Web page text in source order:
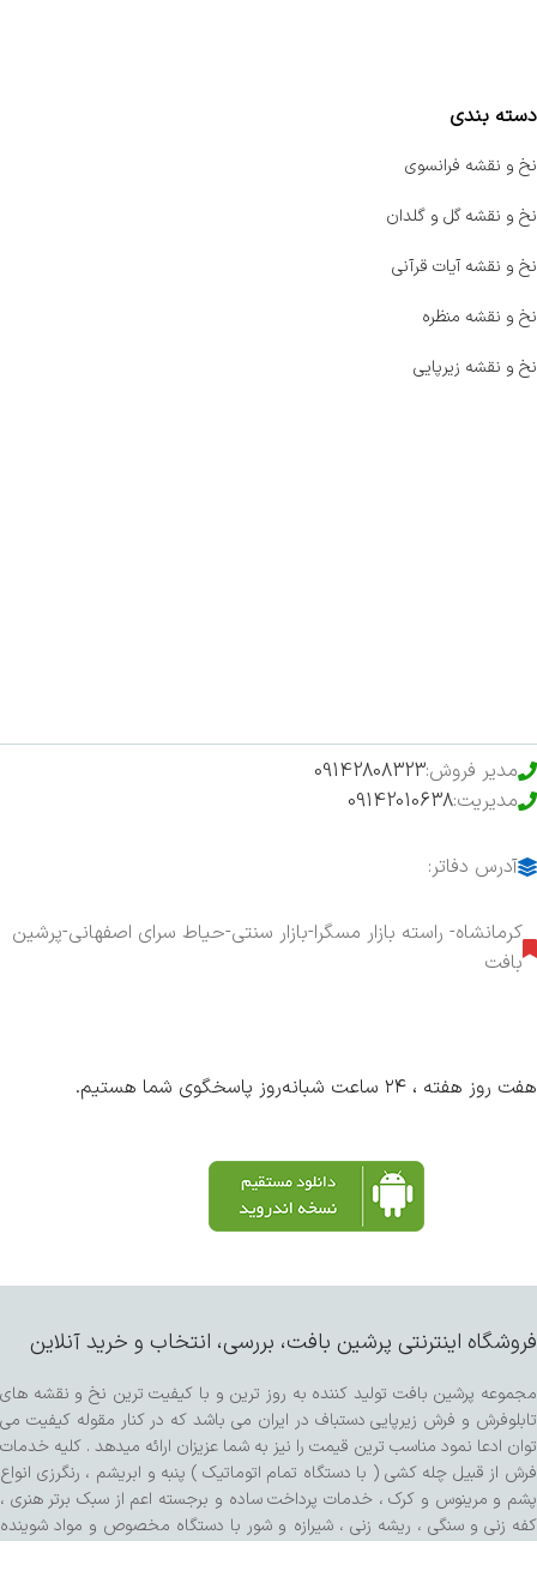
دسته بندی
نخ و نقشه فرانسوی
نخ و نقشه گل و گلدان
نخ و نقشه آیات قرآنی
نخ و نقشه منظره
نخ و نقشه زیرپایی
مدیر فروش:09142808323
مدیریت:09142010638
آدرس دفاتر:
کرمانشاه- راسته بازار مسگرا-بازار سنتی-حیاط سرای اصفهانی-پرشین
بافت
هفت روز هفته ، ۲۴ ساعت شبانه‌روز پاسخگوی شما هستیم.
فروشگاه اینترنتی پرشین بافت، بررسی، انتخاب و خرید آنلاین
مجموعه پرشین بافت تولید کننده به روز ترین و با کیفیت ترین نخ و نقشه های
تابلوفرش و فرش زیرپایی دستباف در ایران می باشد که در کنار مقوله کیفیت می
توان ادعا نمود مناسب ترین قیمت را نیز به شما عزیزان ارائه میدهد . کلیه خدمات
فرش از قبیل چله کشی ( با دستگاه تمام اتوماتیک ) پنبه و ابریشم ، رنگرزی انواع
پشم و مرینوس و کرک ، خدمات پرداخت ساده و برجسته اعم از سبک برتر هنری ،
کفه زنی و سنگی ، ریشه زنی ، شیرازه و شور با دستگاه مخصوص و مواد شوینده